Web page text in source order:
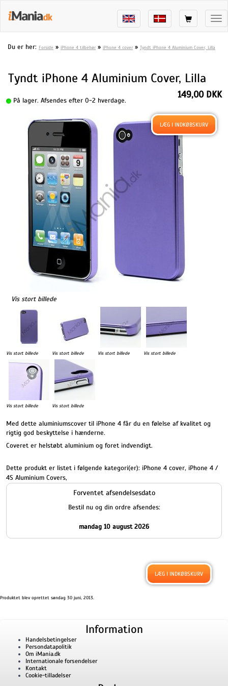
Du er her: Forside » iPhone 4 tilbehør » iPhone 4 cover » Tyndt iPhone 4 Aluminium Cover, Lilla
Tyndt iPhone 4 Aluminium Cover, Lilla
På lager. Afsendes efter 0-2 hverdage.
Vis stort billede
149,00 DKK
Vis stort billede Vis stort billede Vis stort billede Vis stort billede
Vis stort billede Vis stort billede
Med dette aluminiumscover til iPhone 4 får du en følelse af kvalitet og
rigtig god beskyttelse i hænderne.
Coveret er helstøbt aluminium og foret indvendigt.
Dette produkt er listet i følgende kategori(er): iPhone 4 cover, iPhone 4 /
4S Aluminium Covers,
Forventet afsendelsesdato
Bestil nu og din ordre afsendes:
mandag 10 august 2026
Produktet blev oprettet søndag 30 juni, 2013.
Information
Handelsbetingelser
Persondatapolitik
Om iMania.dk
Internationale forsendelser
Kontakt
Cookie-tilladelser